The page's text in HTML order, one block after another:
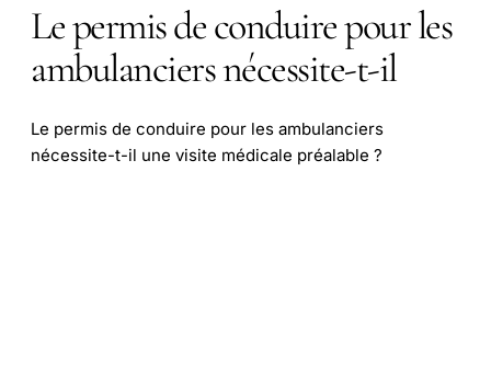
Le permis de conduire pour les
ambulanciers nécessite-t-il
Le permis de conduire pour les ambulanciers
nécessite-t-il une visite médicale préalable ?